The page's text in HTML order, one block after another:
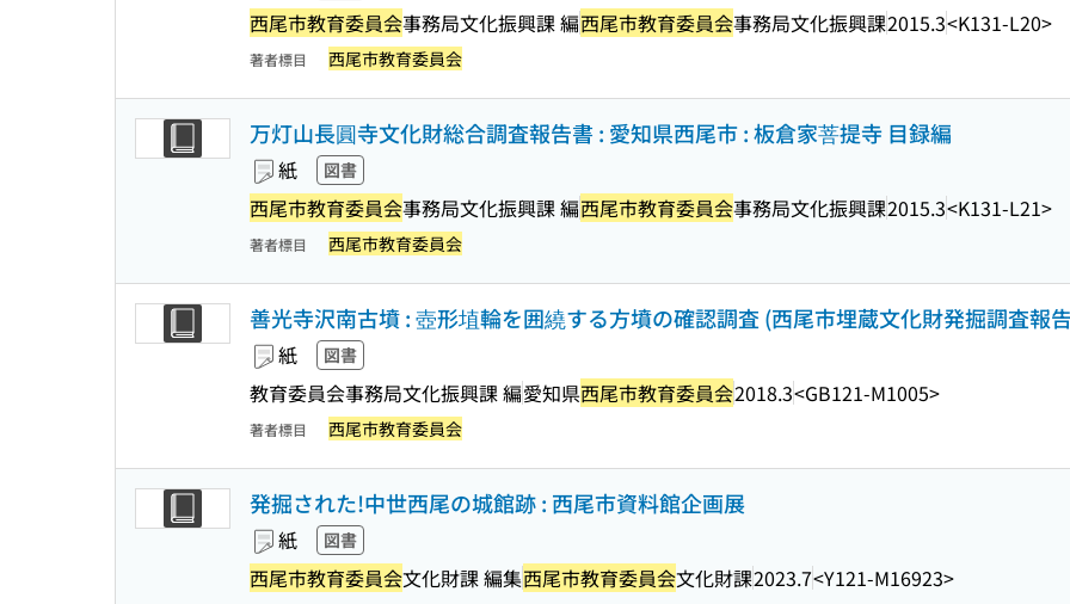
西尾市教育委員会事務局文化振興課 編西尾市教育委員会事務局文化振興課2015.3<K131-L20>
著者標目 西尾市教育委員会
万灯山長圓寺文化財総合調査報告書 : 愛知県西尾市 : 板倉家菩提寺 目録編
紙 図書
西尾市教育委員会事務局文化振興課 編西尾市教育委員会事務局文化振興課2015.3<K131-L21>
著者標目 西尾市教育委員会
善光寺沢南古墳 : 壺形埴輪を囲繞する方墳の確認調査 (西尾市埋蔵文化財発掘調査報
紙 図書
教育委員会事務局文化振興課 編愛知県西尾市教育委員会2018.3<GB121-M1005>
著者標目 西尾市教育委員会
発掘された!中世西尾の城館跡 : 西尾市資料館企画展
紙 図書
西尾市教育委員会文化財課 編集西尾市教育委員会文化財課2023.7<Y121-M16923>